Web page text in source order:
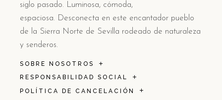
siglo pasado. Luminosa, cómoda,
espaciosa. Desconecta en este encantador pueblo
de la Sierra Norte de Sevilla rodeado de naturaleza
y senderos.
SOBRE NOSOTROS
RESPONSABILIDAD SOCIAL
POLÍTICA DE CANCELACIÓN